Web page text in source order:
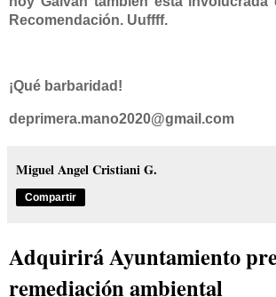
Recomendación. Uuffff.
¡Qué barbaridad!
deprimera.mano2020@gmail.com
Miguel Angel Cristiani G.
Compartir
Adquirirá Ayuntamiento
remediación ambiental